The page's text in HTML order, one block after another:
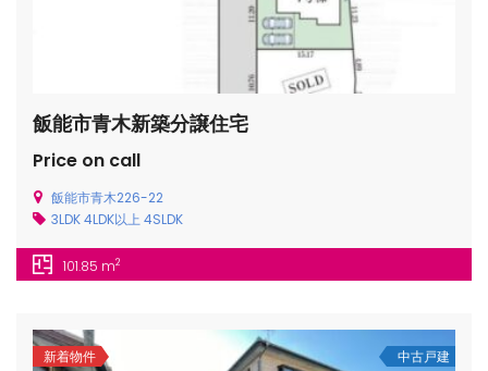
飯能市青木新築分譲住宅
Price on call
飯能市青木226-22
3LDK4LDK以上 4SLDK
101.85 m2
新着物件
中古戸建
manager/wp-
top-